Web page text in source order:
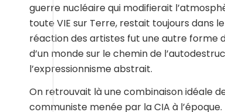
guerre nucléaire qui modifierait
toute VIE sur Terre, restait toujours dans
réaction des artistes fut une autre forme
d’un monde sur le chemin de
l’expressionnisme abstrait.
On retrouvait là une combinaison idéale
communiste menée par la CIA à